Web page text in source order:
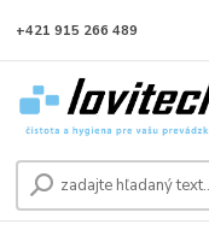
+421 915 266 489